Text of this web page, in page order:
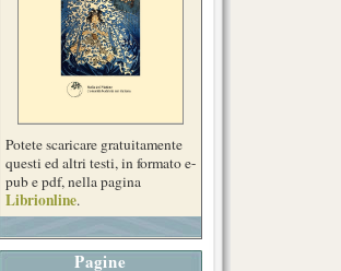
Potete scaricare gratuitamente
questi ed altri testi, in formato e-
pub e pdf, nella pagina
Librionline.
Pagine